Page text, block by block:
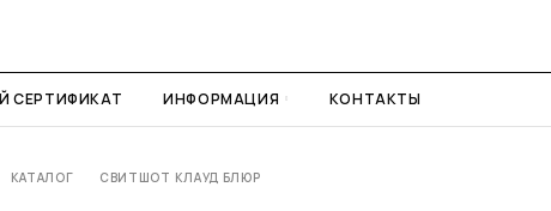
СЕРТИФИКАТ ИНФОРМАЦИЯ КОНТАКТЫ
КАТАЛОГ СВИТШОТ КЛАУД БЛЮР